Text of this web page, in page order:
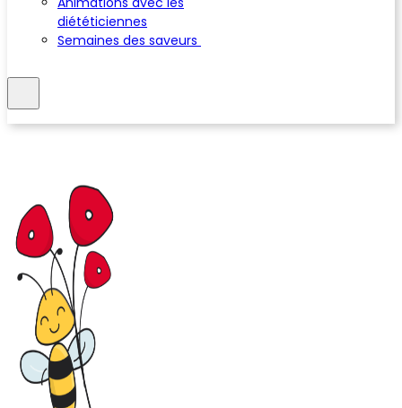
diététiciennes
Semaines des saveurs